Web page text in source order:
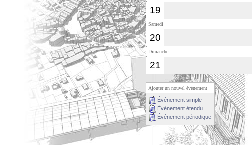
19
Samedi
20
Dimanche
21
Ajouter un nouvel événement
Événement simple
Événement étendu
Événement périodique